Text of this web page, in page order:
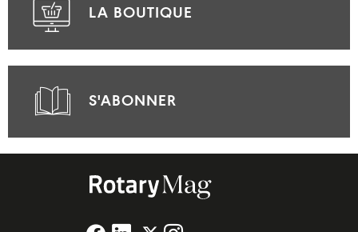
LA BOUTIQUE
S'ABONNER